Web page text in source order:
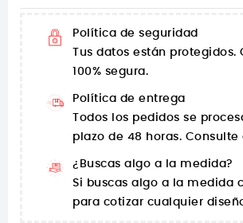
Política de seguridad
Tus datos están protegidos.
100% segura.
Política de entrega
Todos los pedidos se
plazo de 48 horas. Consulte
¿Buscas algo a la medida?
Si buscas algo a la medida
para cotizar cualquier